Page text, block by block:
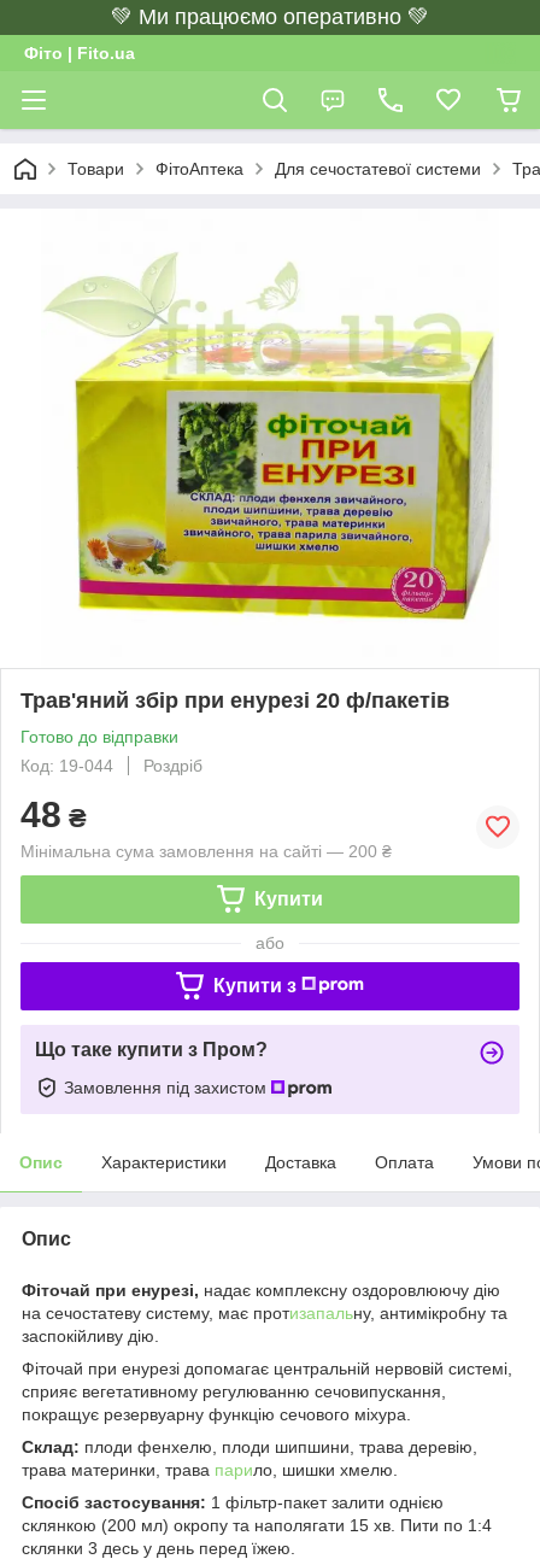
💚 Ми працюємо оперативно 💚
Фіто | Fito.ua
Товари ФітоАптека Для сечостатевої системи
Трав'яний збір при енурезі 20 ф/пакетів
Готово до відправки
Код: 19-044
Роздріб
48 ₴
Мінімальна сума замовлення на сайті — 200 ₴
Купити
або
Купити з
Що таке купити з Пром?
Замовлення під захистом
Опис Характеристики Доставка Оплата Умови
Опис
Фіточай при енурезі, надає комплексну оздоровлюючу дію
на сечостатеву систему, має протизапальну, антимікробну та
заспокійливу дію.
Фіточай при енурезі допомагає центральній нервовій системі,
сприяє вегетативному регулюванню сечовипускання,
покращує резервуарну функцію сечового міхура.
Склад: плоди фенхелю, плоди шипшини, трава деревію,
трава материнки, трава парило, шишки хмелю.
Спосіб застосування: 1 фільтр-пакет залити однією
склянкою (200 мл) окропу та наполягати 15 хв. Пити по 1:4
склянки 3 десь у день перед їжею.